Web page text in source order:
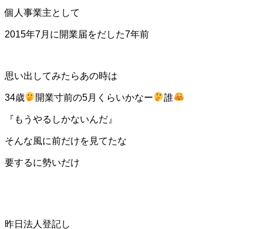
個人事業主として
2015年7月に開業届をだした7年前
思い出してみたらあの時は
34歳 開業寸前の5月くらいかなー 誰
『もうやるしかないんだ』
そんな風に前だけを見てたな
要するに勢いだけ
昨日法人登記し